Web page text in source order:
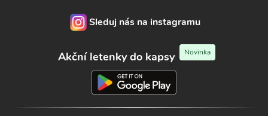
Sleduj nás na instagramu
Akční letenky do kapsy Novinka